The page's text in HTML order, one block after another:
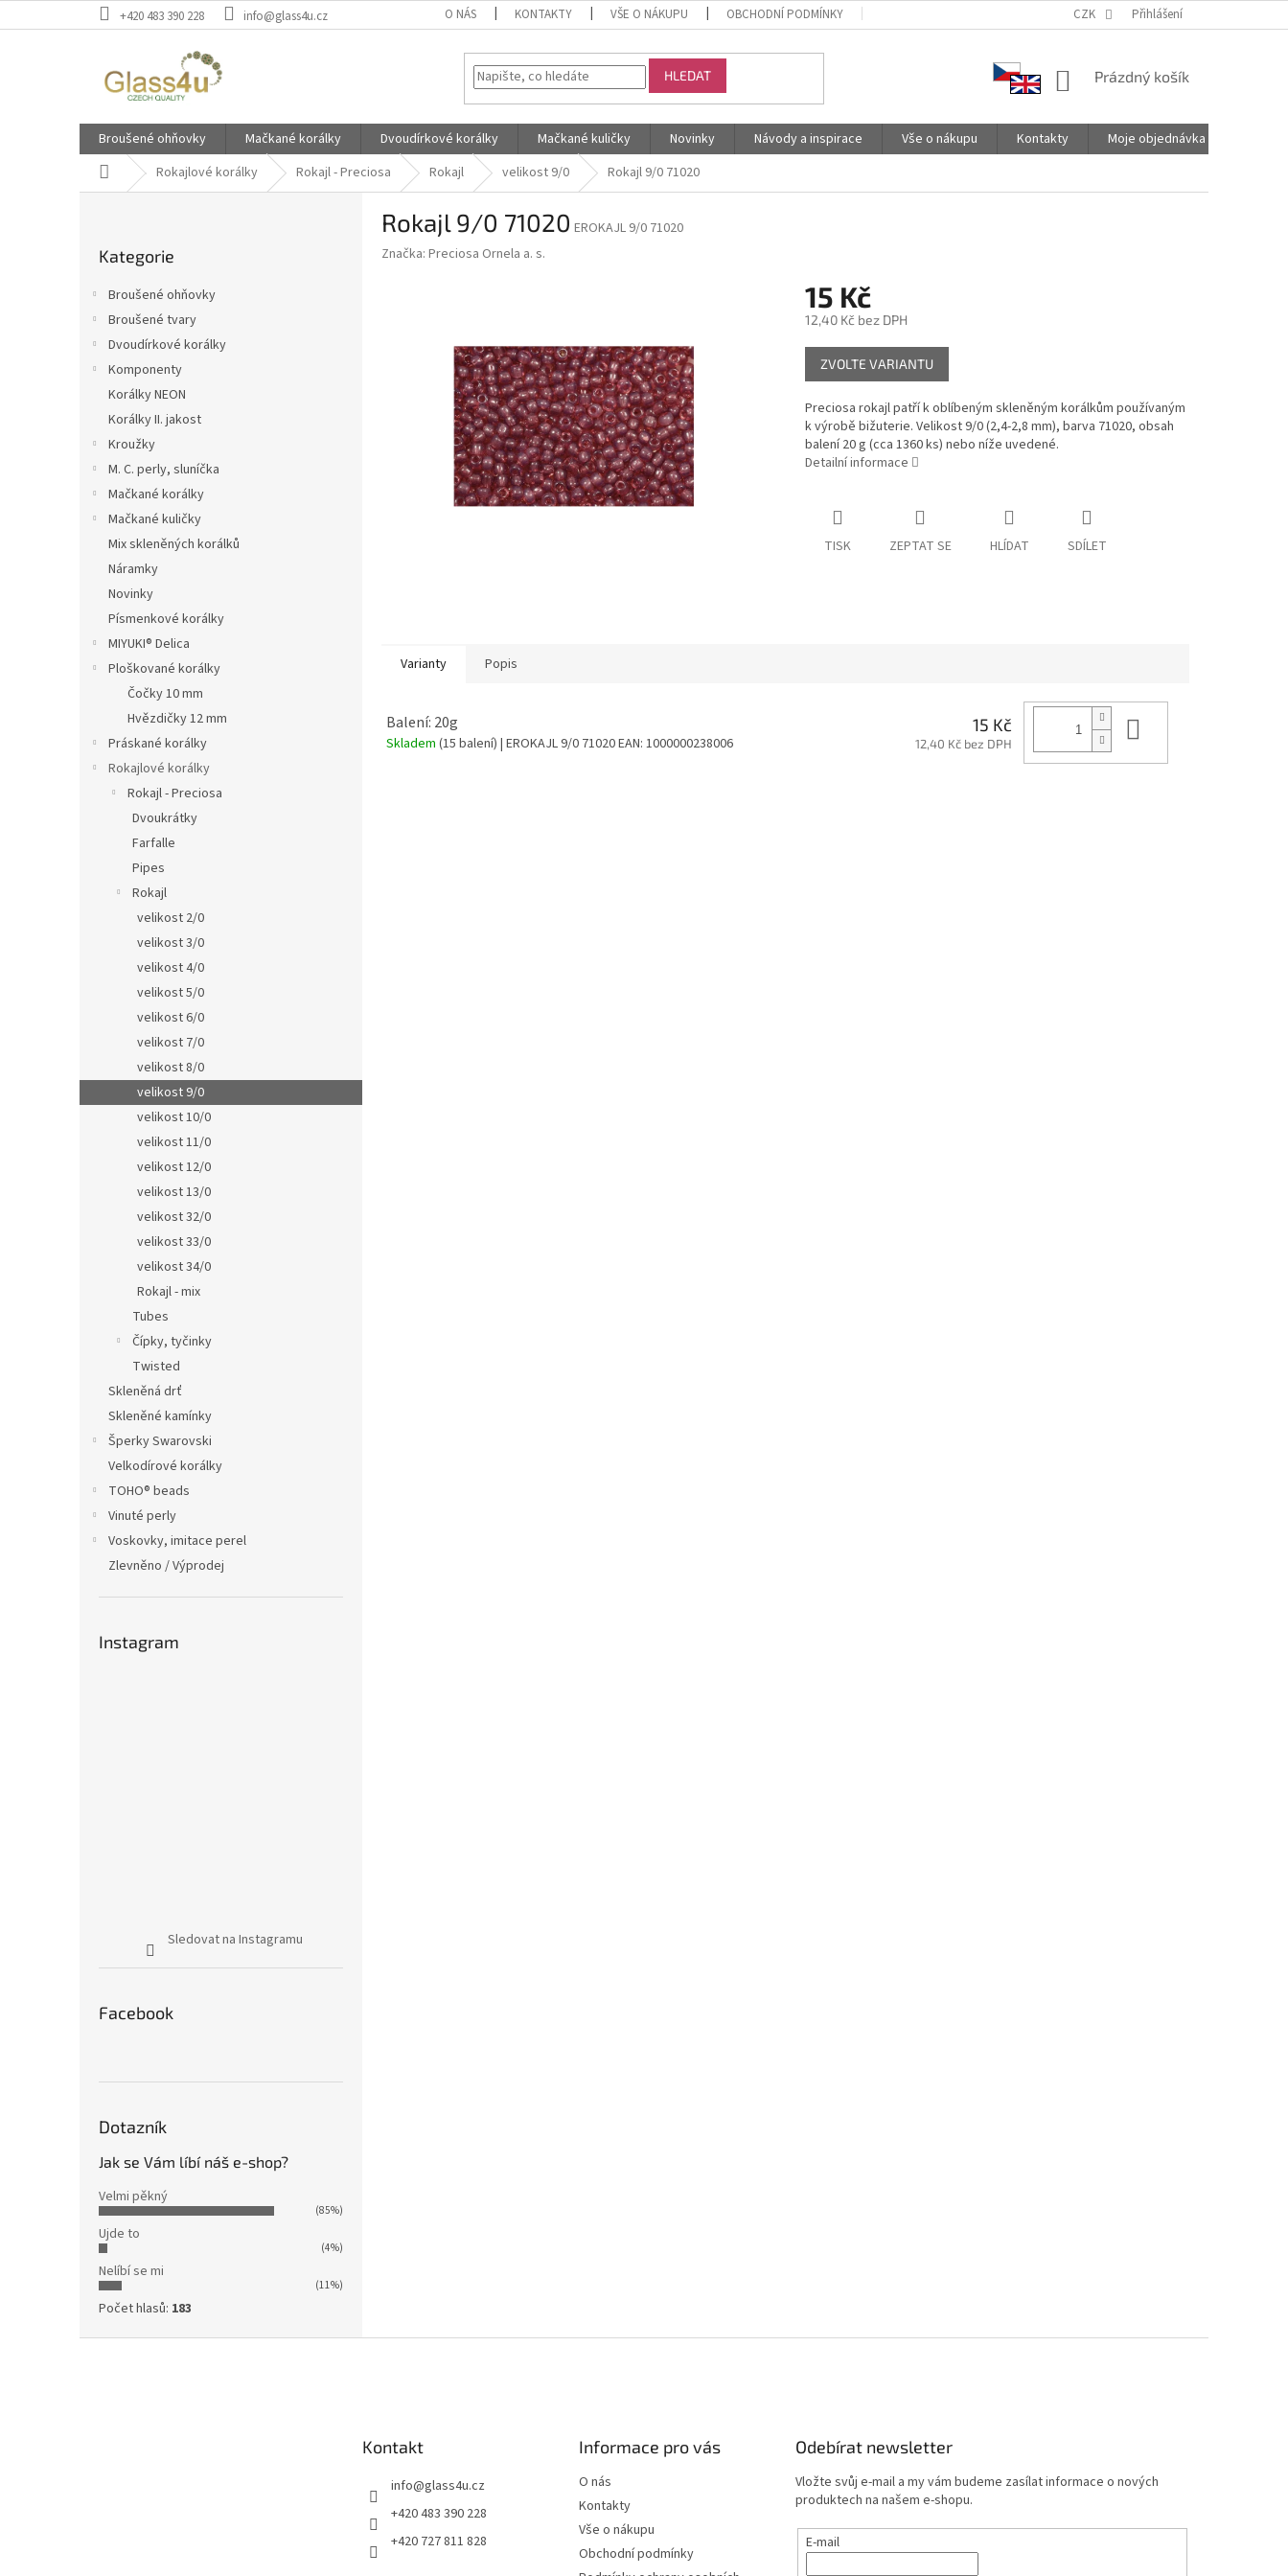
na
+420 483 390 228 info@glass4u.cz O NÁS KONTAKTY VŠE O NÁKUPU OBCHODNÍ PODMÍNKY PODMÍNKY OCHRANY OSOBNÍCH ÚDAJŮ SPOLUPRACUJEME
CZK Přihlášení
HLEDAT
NÁKUPNÍ
Prázdný košík
Broušené ohňovky Mačkané korálky Dvoudírkové korálky Mačkané kuličky Novinky Návody a inspirace Vše o nákupu Kontakty
Moje objednávka
Domů Rokajlové korálky Rokajl - Preciosa Rokajl velikost 9/0 Rokajl 9/0 71020
kategorie
Kategorie
Broušené ohňovky
Broušené tvary
Dvoudírkové korálky
Komponenty
Korálky NEON
Korálky II. jakost
Kroužky
M. C. perly, sluníčka
Mačkané korálky
Mačkané kuličky
Mix skleněných korálků
Náramky
Novinky
Písmenkové korálky
MIYUKI® Delica
Ploškované korálky
Čočky 10 mm
Hvězdičky 12 mm
Práskané korálky
Rokajlové korálky
Rokajl - Preciosa
Dvoukrátky
Farfalle
Pipes
Rokajl
velikost 2/0
velikost 3/0
velikost 4/0
velikost 5/0
velikost 6/0
velikost 7/0
velikost 8/0
velikost 9/0
velikost 10/0
velikost 11/0
velikost 12/0
velikost 13/0
velikost 32/0
velikost 33/0
velikost 34/0
Rokajl - mix
Tubes
Čípky, tyčinky
Twisted
Skleněná drť
Skleněné kamínky
Šperky Swarovski
Velkodírové korálky
TOHO® beads
Vinuté perly
Voskovky, imitace perel
Zlevněno / Výprodej
Instagram
Sledovat na Instagramu
Facebook
Dotazník
Jak se Vám líbí náš e-shop?
Velmi pěkný
(85%)
Ujde to
(4%)
Nelíbí se mi
(11%)
Počet hlasů: 183
Rokajl 9/0 71020 EROKAJL 9/0 71020
Značka: Preciosa Ornela a. s.
15 Kč
12,40 Kč bez DPH
Měrná
cena:
ZVOLTE VARIANTU
Preciosa rokajl patří k oblíbeným skleněným korálkům používaným
k výrobě bižuterie. Velikost 9/0 (2,4-2,8 mm), barva 71020, obsah
balení 20 g (cca 1360 ks) nebo níže uvedené.
Detailní informace
TISK ZEPTAT SE HLÍDAT SDÍLET
Varianty Popis
Balení: 20g
Skladem (15 balení) | EROKAJL 9/0 71020EAN: 1000000238006
15 Kč
12,40 Kč bez DPH
Kontakt
info@glass4u.cz
+420 483 390 228
+420 727 811 828
Informace pro vás
O nás
Kontakty
Vše o nákupu
Obchodní podmínky
Odebírat newsletter
Vložte svůj e-mail a my vám budeme zasílat informace o nových
produktech na našem e-shopu.
E-mail